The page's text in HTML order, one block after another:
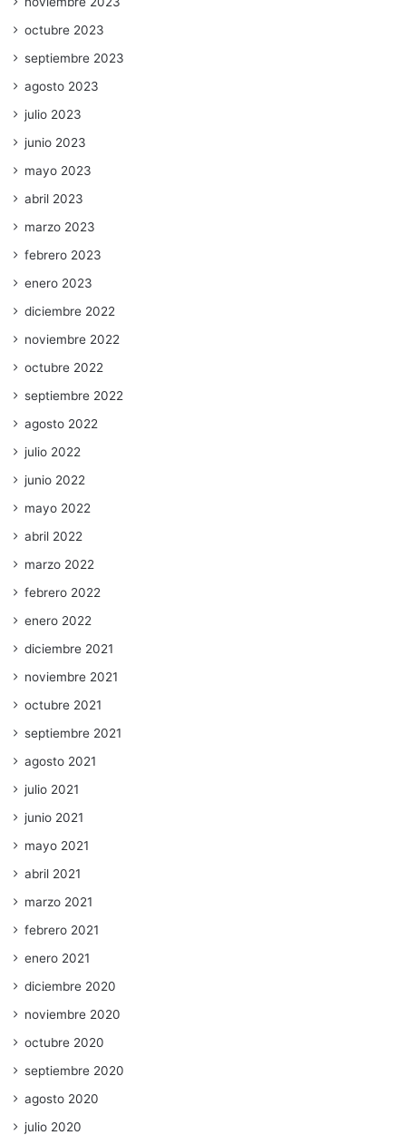
octubre 2023
septiembre 2023
agosto 2023
julio 2023
junio 2023
mayo 2023
abril 2023
marzo 2023
febrero 2023
enero 2023
diciembre 2022
noviembre 2022
octubre 2022
septiembre 2022
agosto 2022
julio 2022
junio 2022
mayo 2022
abril 2022
marzo 2022
febrero 2022
enero 2022
diciembre 2021
noviembre 2021
octubre 2021
septiembre 2021
agosto 2021
julio 2021
junio 2021
mayo 2021
abril 2021
marzo 2021
febrero 2021
enero 2021
diciembre 2020
noviembre 2020
octubre 2020
septiembre 2020
agosto 2020
julio 2020